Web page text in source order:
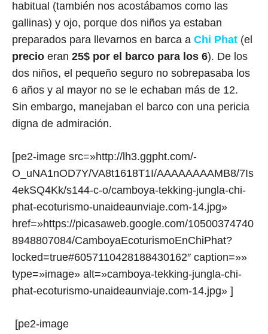
habitual (también nos acostábamos como las
gallinas) y ojo, porque dos niños ya estaban
preparados para llevarnos en barca a Chi Phat (el
precio eran 25$ por el barco para los 6). De los
dos niños, el pequeño seguro no sobrepasaba los
6 años y al mayor no se le echaban más de 12.
Sin embargo, manejaban el barco con una pericia
digna de admiración.
[pe2-image src=»http://lh3.ggpht.com/-
O_uNA1nOD7Y/VA8t1618T1I/AAAAAAAAMB8/7Is
4ekSQ4Kk/s144-c-o/camboya-tekking-jungla-chi-
phat-ecoturismo-unaideaunviaje.com-14.jpg»
href=»https://picasaweb.google.com/10500374740
8948807084/CamboyaEcoturismoEnChiPhat?
locked=true#6057110428188430162″ caption=»»
type=»image» alt=»camboya-tekking-jungla-chi-
phat-ecoturismo-unaideaunviaje.com-14.jpg» ]
[pe2-image